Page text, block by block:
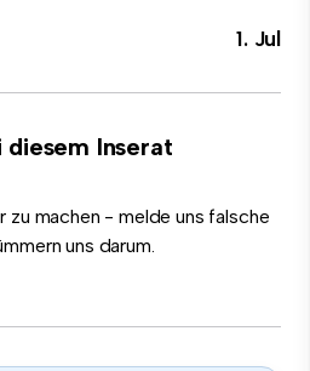
1. Jul
diesem Inserat
zu machen - melde uns falsche
uns darum.